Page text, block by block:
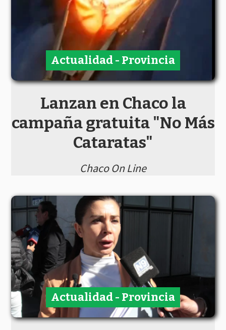
Lanzan en Chaco la
campaña gratuita "No Más
Cataratas"
Chaco On Line
Actualidad - Provincia
Actualidad - Provincia